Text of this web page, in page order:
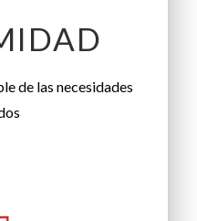
de las necesidades